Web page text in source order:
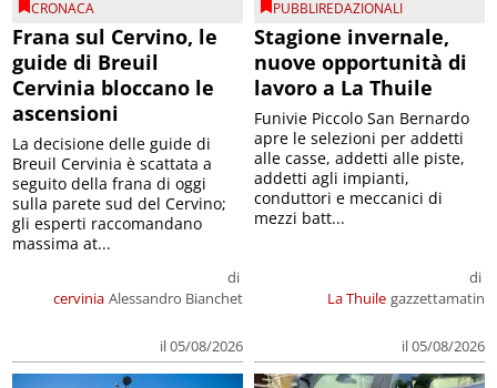
CRONACA
Frana sul Cervino, le
guide di Breuil
Cervinia bloccano le
ascensioni
cervinia
di
Alessandro Bianchet
il 05/08/2026
La decisione delle guide di
Breuil Cervinia è scattata a
seguito della frana di oggi
sulla parete sud del Cervino;
gli esperti raccomandano
massima at...
PUBBLIREDAZIONALI
Stagione invernale,
nuove opportunità di
lavoro a La Thuile
La Thuile
di
gazzettamatin
il 05/08/2026
Funivie Piccolo San Bernardo
apre le selezioni per addetti
alle casse, addetti alle piste,
addetti agli impianti,
conduttori e meccanici di
mezzi batt...